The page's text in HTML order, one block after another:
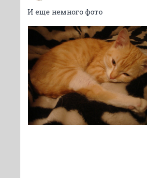
И еще немного фото